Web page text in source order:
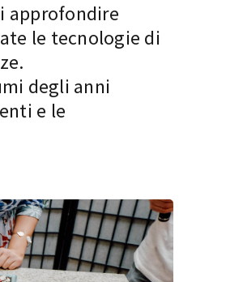
approfondire
le tecnologie di
degli anni
e le